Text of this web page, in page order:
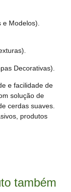
e Modelos)
Decorativas).
e facilidade de
solução de
cerdas suaves.
produtos
também